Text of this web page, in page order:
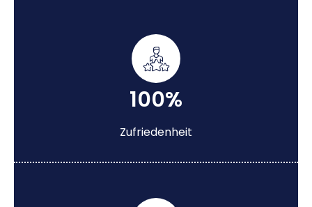
100%
Zufriedenheit